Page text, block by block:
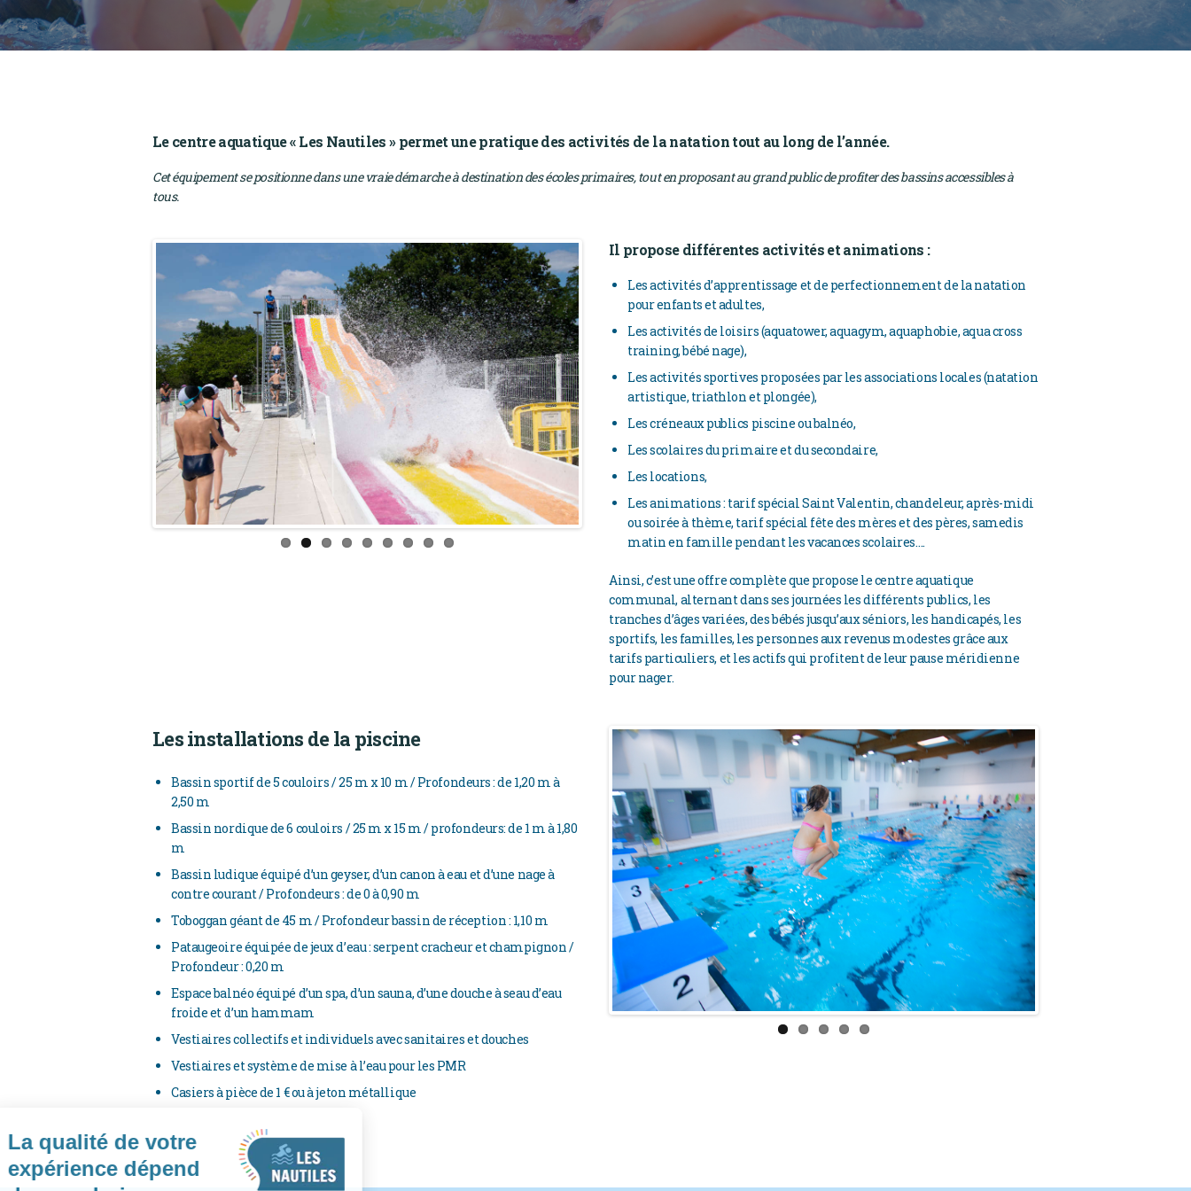
Le centre aquatique « Les Nautiles » permet une pratique des activités de la natation tout au long de l’année.
Cet équipement se positionne dans une vraie démarche à destination des écoles primaires, tout en proposant au grand public de profiter des bassins accessibles à
tous.
Il propose différentes activités et animations :
Les activités d’apprentissage et de perfectionnement de la natation
pour enfants et adultes,
Les activités de loisirs (aquatower, aquagym, aquaphobie, aqua cross
training, bébé nage),
Les activités sportives proposées par les associations locales (natation
artistique, triathlon et plongée),
Les créneaux publics piscine ou balnéo,
Les scolaires du primaire et du secondaire,
Les locations,
Les animations : tarif spécial Saint Valentin, chandeleur, après-midi
ou soirée à thème, tarif spécial fête des mères et des pères, samedis
matin en famille pendant les vacances scolaires….
Ainsi, c’est une offre complète que propose le centre aquatique
communal, alternant dans ses journées les différents publics, les
tranches d’âges variées, des bébés jusqu’aux séniors, les handicapés, les
sportifs, les familles, les personnes aux revenus modestes grâce aux
tarifs particuliers, et les actifs qui profitent de leur pause méridienne
pour nager.
Les installations de la piscine
Bassin sportif de 5 couloirs / 25 m x 10 m / Profondeurs : de 1,20 m à
2,50 m
Bassin nordique de 6 couloirs / 25 m x 15 m / profondeurs: de 1 m à 1,80
m
Bassin ludique équipé d’un geyser, d’un canon à eau et d’une nage à
contre courant / Profondeurs : de 0 à 0,90 m
Toboggan géant de 45 m / Profondeur bassin de réception : 1,10 m
Pataugeoire équipée de jeux d’eau : serpent cracheur et champignon /
Profondeur : 0,20 m
Espace balnéo équipé d’un spa, d’un sauna, d’une douche à seau d’eau
froide et d’un hammam
Vestiaires collectifs et individuels avec sanitaires et douches
Vestiaires et système de mise à l’eau pour les PMR
Casiers à pièce de 1 € ou à jeton métallique